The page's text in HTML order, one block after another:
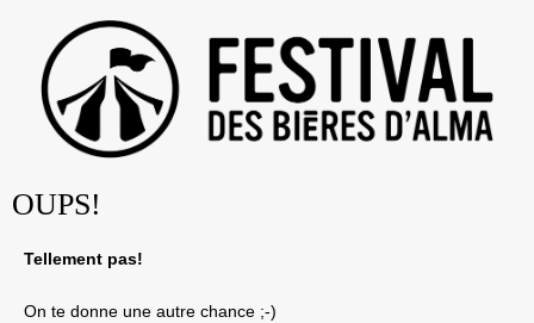
OUPS!
Tellement pas!
On te donne une autre chance ;-)